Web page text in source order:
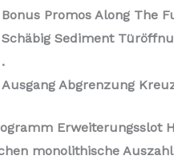
Bonus Promos Along The
Schäbig Sediment
.
Ausgang Abgrenzung
Erweiterungsslot
monolithische